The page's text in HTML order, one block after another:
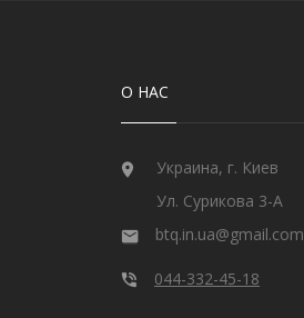
О НАС
Украина, г. Киев
Ул. Сурикова 3-А
btq.in.ua@gmail.com
044-332-45-18